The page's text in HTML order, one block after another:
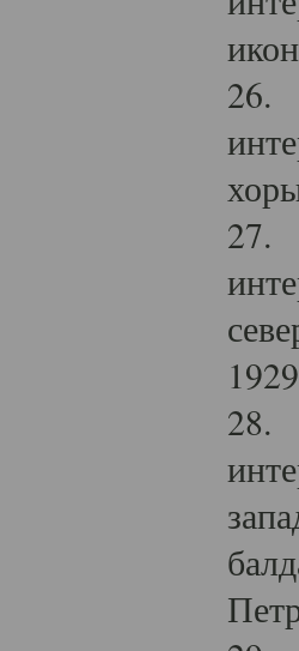
26.
27.
28.